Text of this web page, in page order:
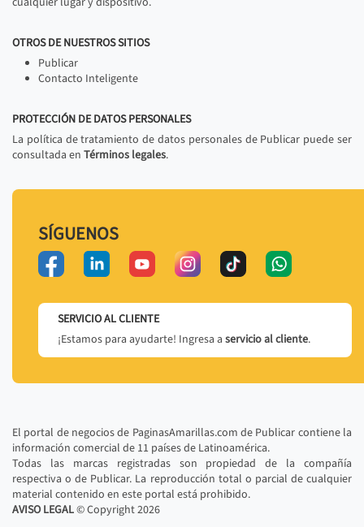
OTROS DE NUESTROS SITIOS
Publicar
Contacto Inteligente
PROTECCIÓN DE DATOS PERSONALES
La política de tratamiento de datos personales de Publicar puede ser
consultada en Términos legales.
SÍGUENOS
SERVICIO AL CLIENTE
¡Estamos para ayudarte! Ingresa a servicio al cliente.
El portal de negocios de PaginasAmarillas.com de Publicar contiene la
información comercial de 11 países de Latinoamérica.
Todas las marcas registradas son propiedad de la compañía
respectiva o de Publicar. La reproducción total o parcial de cualquier
material contenido en este portal está prohibido.
AVISO LEGAL© Copyright2026